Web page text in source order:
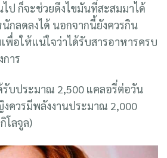
ป ก็จะช่วยดึงไขมันที่สะสมมาได้
กลดลงได้ นอกจากนี้ยังควรกิน
พื่อให้แน่ใจว่าได้รับสารอาหารครบ
าร
บประมาณ 2,500 แคลอรี่ต่อวัน
ควรมีพลังงานประมาณ 2,000
โลจูล)